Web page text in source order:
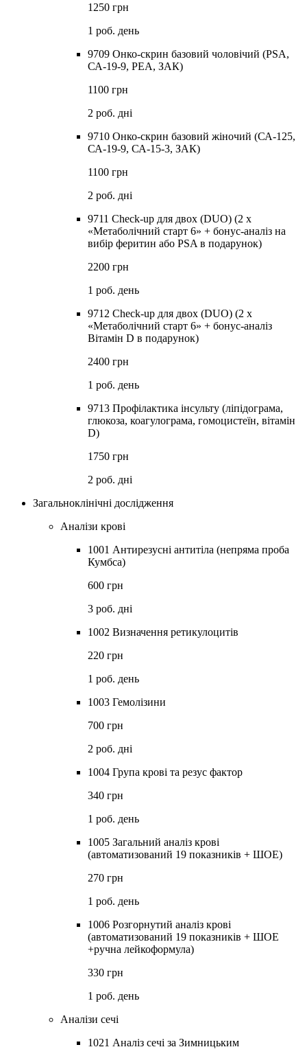
1250 грн
1 роб. день
9709 Онко-скрин базовий чоловічий (PSA,
СА-19-9, РЕА, ЗАК)
1100 грн
2 роб. дні
9710 Онко-скрин базовий жіночий (СА-125,
СА-19-9, СА-15-3, ЗАК)
1100 грн
2 роб. дні
9711 Check-up для двох (DUO) (2 х
«Метаболічний старт 6» + бонус-аналіз на
вибір феритин або PSA в подарунок)
2200 грн
1 роб. день
9712 Check-up для двох (DUO) (2 х
«Метаболічний старт 6» + бонус-аналіз
Вітамін D в подарунок)
2400 грн
1 роб. день
9713 Профілактика інсульту (ліпідограма,
глюкоза, коагулограма, гомоцистеїн, вітамін
D)
1750 грн
2 роб. дні
Загальноклінічні дослідження
Аналізи крові
1001 Антирезусні антитіла (непряма проба
Кумбса)
600 грн
3 роб. дні
1002 Визначення ретикулоцитів
220 грн
1 роб. день
1003 Гемолізини
700 грн
2 роб. дні
1004 Група крові та резус фактор
340 грн
1 роб. день
1005 Загальний аналіз крові
(автоматизований 19 показників + ШОЕ)
270 грн
1 роб. день
1006 Розгорнутий аналіз крові
(автоматизований 19 показників + ШОЕ
+ручна лейкоформула)
330 грн
1 роб. день
Аналізи сечі
1021 Аналіз сечі за Зимницьким